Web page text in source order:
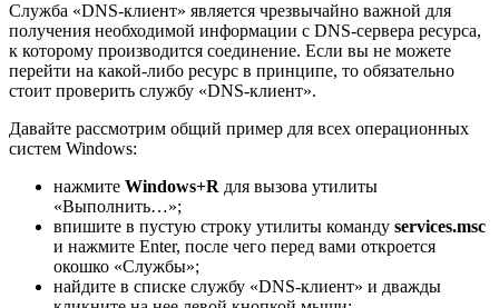
Служба «DNS-клиент» является чрезвычайно важной для
получения необходимой информации с DNS-сервера ресурса,
к которому производится соединение. Если вы не можете
перейти на какой-либо ресурс в принципе, то обязательно
стоит проверить службу «DNS-клиент».
Давайте рассмотрим общий пример для всех операционных
систем Windows:
нажмите Windows+R для вызова утилиты
«Выполнить…»;
впишите в пустую строку утилиты команду services.msc
и нажмите Enter, после чего перед вами откроется
окошко «Службы»;
найдите в списке службу «DNS-клиент» и дважды